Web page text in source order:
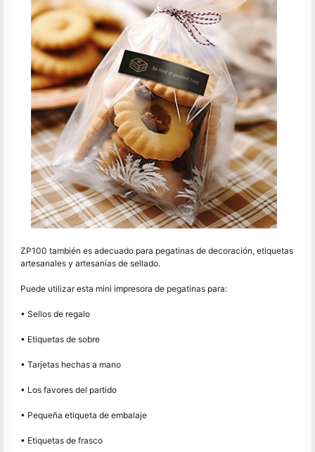
ZP100 también es adecuado para pegatinas de decoración, etiquetas
artesanales y artesanías de sellado.
Puede utilizar esta mini impresora de pegatinas para:
• Sellos de regalo
• Etiquetas de sobre
• Tarjetas hechas a mano
• Los favores del partido
• Pequeña etiqueta de embalaje
• Etiquetas de frasco